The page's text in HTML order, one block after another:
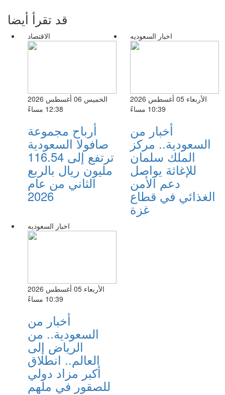
قد تقرأ أيضا
الاقتصاد
الخميس 06 أغسطس 2026
12:38 مساءً
أرباح مجموعة
صافولا السعودية
ترتفع إلى 116.54
مليون ريال بالربع
الثاني من عام
2026
اخبار السعوديه
الأربعاء 05 أغسطس 2026
10:39 مساءً
أخبار من
السعودية.. مركز
الملك سلمان
للإغاثة يواصل
دعم الأمن
الغذائي في قطاع
غزة
اخبار السعوديه
الأربعاء 05 أغسطس 2026
10:39 مساءً
أخبار من
السعودية.. من
الرياض إلى
العالم.. انطلاق
أكبر مزاد دولي
للصقور في ملهم